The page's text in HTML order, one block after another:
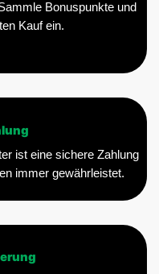
Bonuspunkte und
Kauf ein.
ist eine sichere Zahlung
immer gewährleistet.